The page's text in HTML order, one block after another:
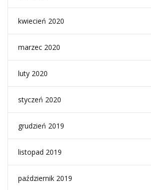
kwiecień 2020
marzec 2020
luty 2020
styczeń 2020
grudzień 2019
listopad 2019
październik 2019